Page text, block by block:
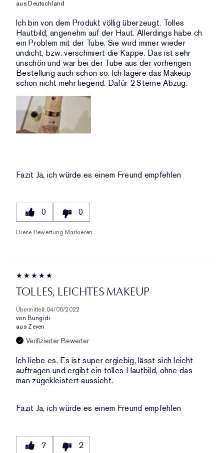
BEWERTUNGEN
ANZAHL
DER
BEWERTUNGEN
aus Deutschland
Ich bin von dem Produkt völlig überzeugt. Tolles
Hautbild, angenehm auf der Haut. Allerdings habe ch
ein Problem mit der Tube. Sie wird immer wieder
undicht, bzw. verschmiert die Kappe. Das ist sehr
unschön und war bei der Tube aus der vorherigen
Bestellung auch schon so. Ich lagere das Makeup
schon nicht mehr liegend. Dafür 2 Sterne Abzug.
Fazit Ja, ich würde es einem Freund empfehlen
0 0
Diese Bewertung Markieren
TOLLES, LEICHTES MAKEUP
Übermittelt 04/06/2022
von Bungidi
aus Zeven
Verifizierter Bewerter
Ich liebe es. Es ist super ergiebig, lässt sich leicht
auftragen und ergibt ein tolles Hautbild, ohne das
man zugekleistert aussieht.
Fazit Ja, ich würde es einem Freund empfehlen
7 2